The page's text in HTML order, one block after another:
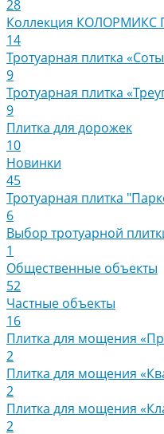
28
Коллекция КОЛОРМИКС
14
Тротуарная плитка
9
Тротуарная плитка
9
Плитка для дорожек
10
Новинки
45
Тротуарная плитка
6
Выбор тротуарной
1
Общественные объекты
52
Частные объекты
16
Плитка для мощения
2
Плитка для мощения
2
Плитка для мощения
2